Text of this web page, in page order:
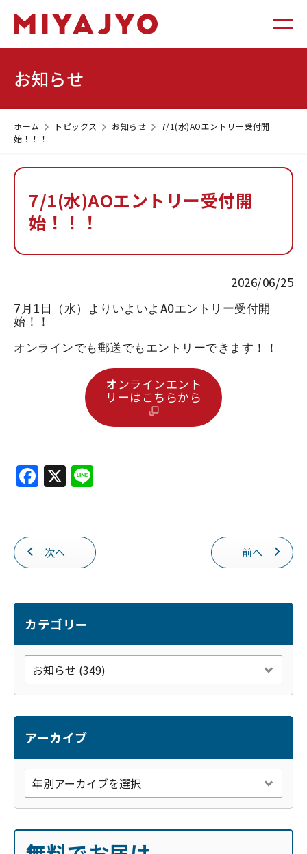
お知らせ
ホーム トピックス お知らせ
7/1(水)AOエントリー受付開
始！！！
7/1(水)AOエントリー受付開
始！！！
2026/06/25
7月1日（水）よりいよいよAOエントリー受付開
始！！
オンラインでも郵送でもエントリーできます！！
オンラインエント
リーはこちらから
F
a
e
b
o
k
X
次へ 前へ
カテゴリー
アーカイブ